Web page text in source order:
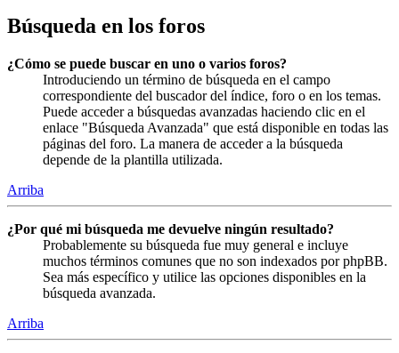
Búsqueda en los foros
¿Cómo se puede buscar en uno o varios foros?
Introduciendo un término de búsqueda en el campo
correspondiente del buscador del índice, foro o en los temas.
Puede acceder a búsquedas avanzadas haciendo clic en el
enlace "Búsqueda Avanzada" que está disponible en todas las
páginas del foro. La manera de acceder a la búsqueda
depende de la plantilla utilizada.
Arriba
¿Por qué mi búsqueda me devuelve ningún resultado?
Probablemente su búsqueda fue muy general e incluye
muchos términos comunes que no son indexados por phpBB.
Sea más específico y utilice las opciones disponibles en la
búsqueda avanzada.
Arriba